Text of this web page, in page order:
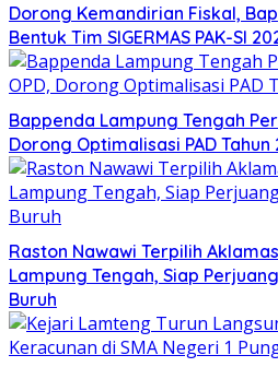
Dorong Kemandirian Fiskal,
Bentuk Tim SIGERMAS PAK-SI
Bappenda Lampung Tengah
Dorong Optimalisasi PAD Tahun
Raston Nawawi Terpilih
Lampung Tengah, Siap
Buruh